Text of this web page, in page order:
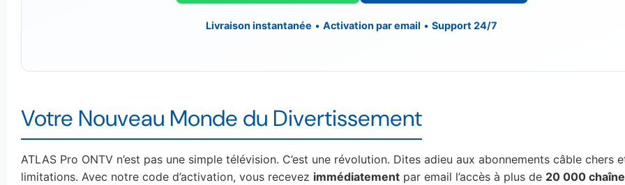
Livraison instantanée • Activation par email • Support 24/7
Votre Nouveau Monde du Divertissement
ATLAS Pro ONTV n’est pas une simple télévision. C’est une révolution. Dites adieu aux abonnements câble chers
limitations. Avec notre code d’activation, vous recevez immédiatement par email l’accès à plus de 20 000